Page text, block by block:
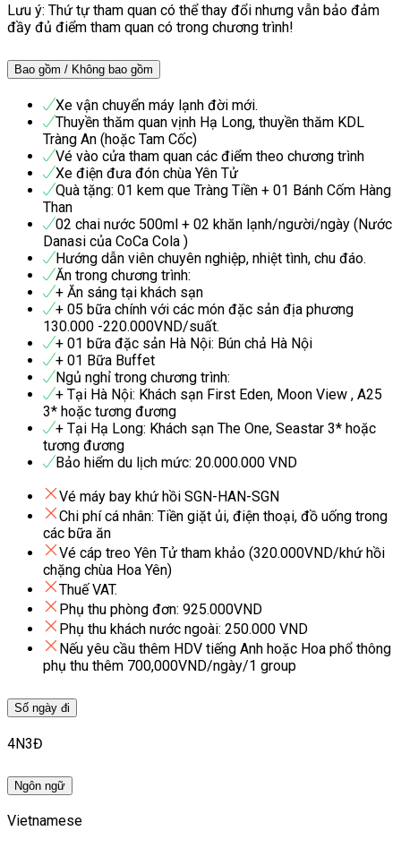
Lưu ý: Thứ tự tham quan có thể thay đổi nhưng vẫn bảo đảm
đầy đủ điểm tham quan có trong chương trình!
Bao gồm / Không bao gồm
Xe vận chuyển máy lạnh đời mới.
Thuyền thăm quan vịnh Hạ Long, thuyền thăm KDL
Tràng An (hoặc Tam Cốc)
Vé vào cửa tham quan các điểm theo chương trình
Xe điện đưa đón chùa Yên Tử
Quà tặng: 01 kem que Tràng Tiền + 01 Bánh Cốm Hàng
Than
02 chai nước 500ml + 02 khăn lạnh/người/ngày (Nước
Danasi của CoCa Cola )
Hướng dẫn viên chuyên nghiệp, nhiệt tình, chu đáo.
Ăn trong chương trình:
+ Ăn sáng tại khách sạn
+ 05 bữa chính với các món đặc sản địa phương
130.000 -220.000VND/suất.
+ 01 bữa đặc sản Hà Nội: Bún chả Hà Nội
+ 01 Bữa Buffet
Ngủ nghỉ trong chương trình:
+ Tại Hà Nội: Khách sạn First Eden, Moon View , A25
3* hoặc tương đương
+ Tại Hạ Long: Khách sạn The One, Seastar 3* hoặc
tương đương
Bảo hiểm du lịch mức: 20.000.000 VND
Vé máy bay khứ hồi SGN-HAN-SGN
Chi phí cá nhân: Tiền giặt ủi, điện thoại, đồ uống trong
các bữa ăn
Vé cáp treo Yên Tử tham khảo (320.000VND/khứ hồi
chặng chùa Hoa Yên)
Thuế VAT.
Phụ thu phòng đơn: 925.000VND
Phụ thu khách nước ngoài: 250.000 VND
Nếu yêu cầu thêm HDV tiếng Anh hoặc Hoa phổ thông
phụ thu thêm 700,000VND/ngày/1 group
Số ngày đi
4N3Đ
Ngôn ngữ
Vietnamese